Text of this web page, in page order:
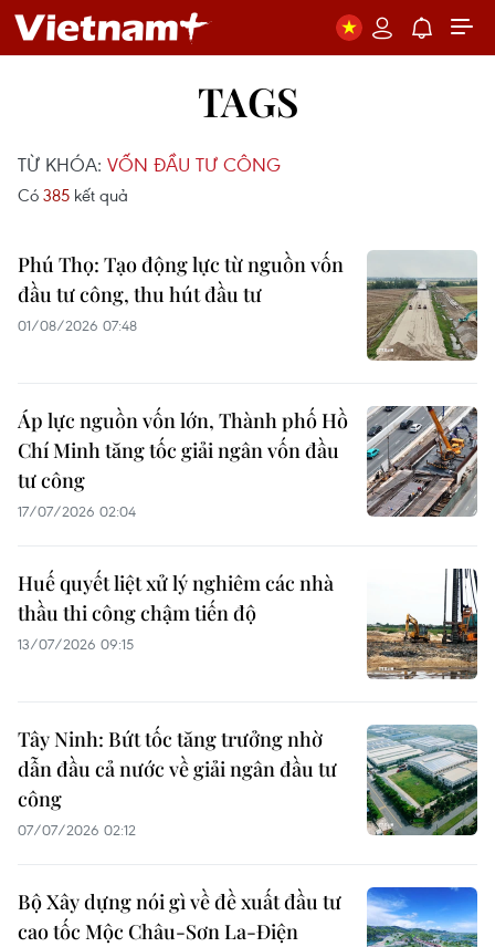
TAGS
TỪ KHÓA: VỐN ĐẦU TƯ CÔNG
Có 385 kết quả
Phú Thọ: Tạo động lực từ nguồn vốn
đầu tư công, thu hút đầu tư
01/08/2026 07:48
Áp lực nguồn vốn lớn, Thành phố Hồ
Chí Minh tăng tốc giải ngân vốn đầu
tư công
17/07/2026 02:04
Huế quyết liệt xử lý nghiêm các nhà
thầu thi công chậm tiến độ
13/07/2026 09:15
Tây Ninh: Bứt tốc tăng trưởng nhờ
dẫn đầu cả nước về giải ngân đầu tư
công
07/07/2026 02:12
Bộ Xây dựng nói gì về đề xuất đầu tư
cao tốc Mộc Châu-Sơn La-Điện